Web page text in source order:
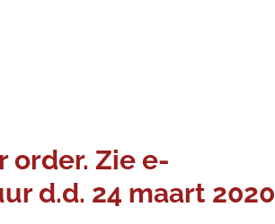
order. Zie e-
d.d. 24 maart